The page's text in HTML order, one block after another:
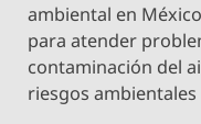
ambiental en
para atender
contaminación del
riesgos